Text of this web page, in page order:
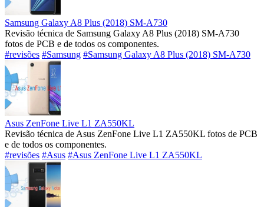
Samsung Galaxy A8 Plus (2018) SM-A730
Revisão técnica de Samsung Galaxy A8 Plus (2018) SM-A730
fotos de PCB e de todos os componentes.
#revisões #Samsung #Samsung Galaxy A8 Plus (2018) SM-A730
Asus ZenFone Live L1 ZA550KL
Revisão técnica de Asus ZenFone Live L1 ZA550KL fotos de PCB
e de todos os componentes.
#revisões #Asus #Asus ZenFone Live L1 ZA550KL